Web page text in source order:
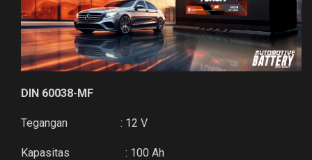
DIN 60038-MF
Tegangan : 12 V
Kapasitas : 100 Ah